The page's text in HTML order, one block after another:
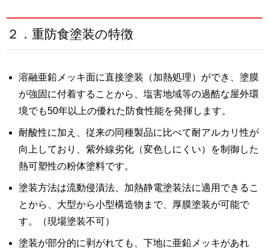
２．重防食塗装の特徴
溶融亜鉛メッキ面に直接塗装（加熱処理）ができ、塗膜
が強固に付着することから、塩害地域等の過酷な屋外環
境でも50年以上の優れた防食性能を発揮します。
耐酸性に加え、従来の同種製品に比べて耐アルカリ性が
向上しており、紫外線劣化（変色しにくい）を制御した
熱可塑性の粉体塗料です。
塗装方法は流動侵漬法、加熱静電塗装法に適用できるこ
とから、大型から小型構造物まで、厚膜塗装が可能で
す。（現場塗装不可）
塗装が部分的に剥がれても、下地に亜鉛メッキがあれ